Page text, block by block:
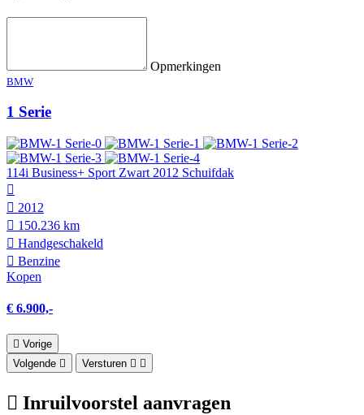
Opmerkingen
BMW
1 Serie
114i Business+ Sport Zwart 2012 Schuifdak
2012
150.236 km
Hand­geschakeld
Benzine
Kopen
€ 6.900,-
Vorige
Volgende
Versturen
Inruilvoorstel aanvragen